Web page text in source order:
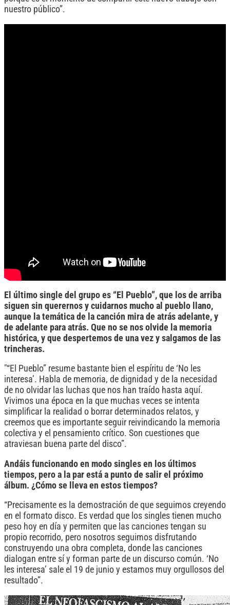
nuestro público”.
El último single del grupo es “El Pueblo”, que los de arriba
siguen sin querernos y cuidarnos mucho al pueblo llano,
aunque la temática de la canción mira de atrás adelante, y
de adelante para atrás. Que no se nos olvide la memoria
histórica, y que despertemos de una vez y salgamos de las
trincheras.
"“El Pueblo” resume bastante bien el espíritu de ‘No les
interesa’. Habla de memoria, de dignidad y de la necesidad
de no olvidar las luchas que nos han traído hasta aquí.
Vivimos una época en la que muchas veces se intenta
simplificar la realidad o borrar determinados relatos, y
creemos que es importante seguir reivindicando la memoria
colectiva y el pensamiento crítico. Son cuestiones que
atraviesan buena parte del disco”.
Andáis funcionando en modo singles en los últimos
tiempos, pero a la par está a punto de salir el próximo
álbum. ¿Cómo se lleva en estos tiempos?
“Precisamente es la demostración de que seguimos creyendo
en el formato disco. Es verdad que los singles tienen mucho
peso hoy en día y permiten que las canciones tengan su
propio recorrido, pero nosotros seguimos disfrutando
construyendo una obra completa, donde las canciones
dialogan entre sí y forman parte de un discurso común. ‘No
les interesa’ sale el 19 de junio y estamos muy orgullosos del
resultado”.